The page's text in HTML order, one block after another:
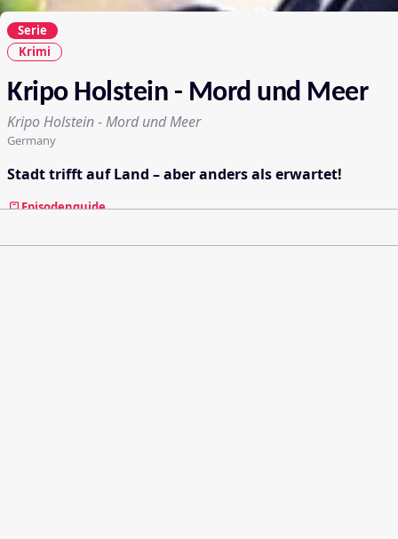
Serie
Krimi
Kripo Holstein - Mord und Meer
Kripo Holstein - Mord und Meer
Germany
Stadt trifft auf Land – aber anders als erwartet!
Episodenguide